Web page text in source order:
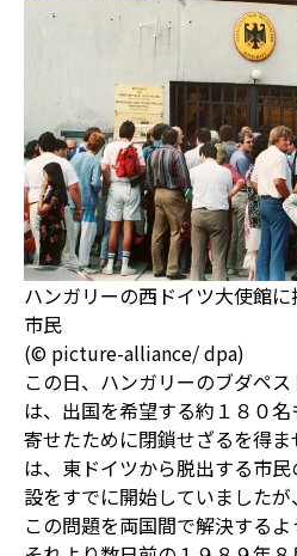
ハンガリーの西ドイツ大使館
市民
(© picture-alliance/ dpa)
この日、ハンガリーのブダペ
は、出国を希望する約１８０
寄せたために閉鎖せざるを得
は、東ドイツから脱出する市
設をすでに開始していました
この問題を両国間で解決するよ